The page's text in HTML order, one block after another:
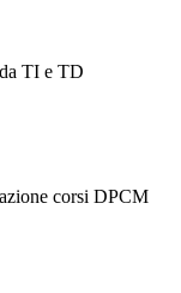
TI e TD
corsi DPCM